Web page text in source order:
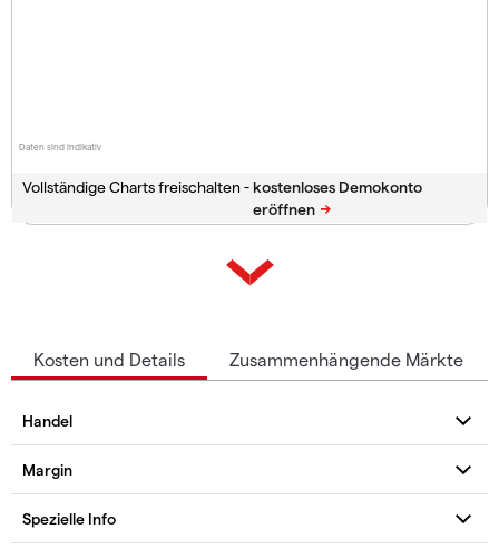
Daten sind indikativ
Vollständige Charts freischalten -
Kosten und Details Zusammenhängende Märkte